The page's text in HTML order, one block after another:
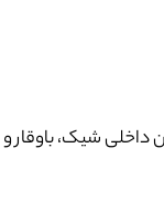
داخلی شیک، باوقار و